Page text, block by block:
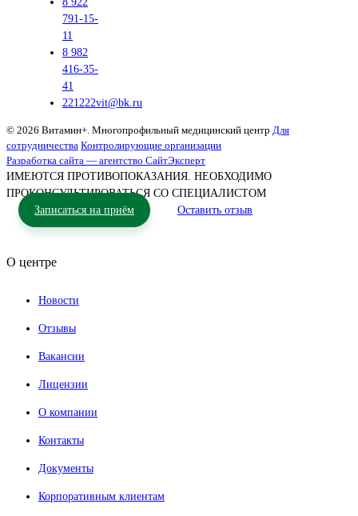
791-15-
11
8 982
416-35-
41
221222vit@bk.ru
© 2026 Витамин+. Многопрофильный медицинский центр Для
сотрудничества Контролирующие организации
Разработка сайта — агентство СайтЭксперт
ИМЕЮТСЯ ПРОТИВОПОКАЗАНИЯ. НЕОБХОДИМО
ПРОКОНСУЛЬТИРОВАТЬСЯ СО СПЕЦИАЛИСТОМ
Записаться на приём
Оставить отзыв
О центре
Новости
Отзывы
Вакансии
Лицензии
О компании
Контакты
Документы
Корпоративным клиентам